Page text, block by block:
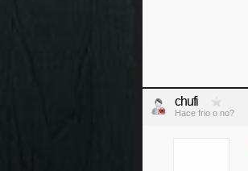
chufi
Hace frio o no?